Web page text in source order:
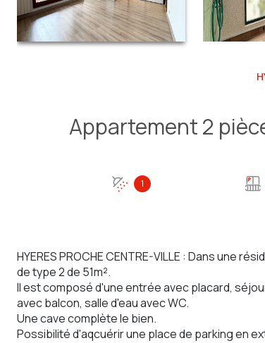
1
HYERES PROCHE CENTRE-VILLE : Dans une
de type 2 de 51m².
Il est composé d'une entrée avec placard,
avec balcon, salle d'eau avec WC.
Une cave complète le bien.
Possibilité d'aqcuérir une place de parking en